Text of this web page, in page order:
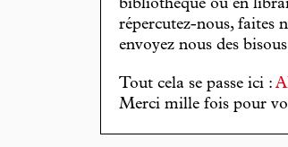
bibliothèque ou en
répercutez-nous, faites
envoyez nous des
Tout cela se passe ici :
Merci mille fois pour